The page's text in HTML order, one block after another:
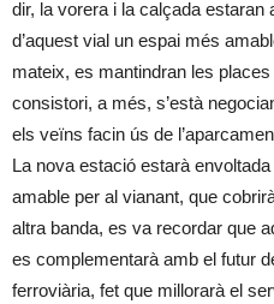
dir, la vorera i la calçada
d’aquest vial un espai més
mateix, es mantindran les
consistori, a més, s’està
els veïns facin ús de
La nova estació estarà
amable per al vianant, que
altra banda, es va recordar que
es complementarà amb el futur
ferroviària, fet que millorarà el